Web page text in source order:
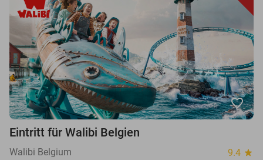
favorite_border
Eintritt für Walibi Belgien
Walibi Belgium 9.4 star